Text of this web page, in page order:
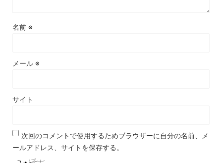
名前 ※
メール ※
サイト
次回のコメントで使用するためブラウザーに自分の名前、メ
ールアドレス、サイトを保存する。